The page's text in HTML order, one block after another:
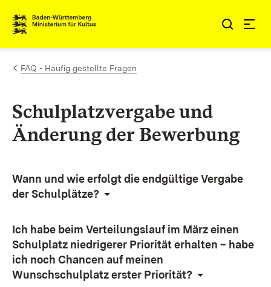
Zum Inhalt springen
Link zur Startseite
FAQ - Häufig gestellte Fragen
Schulplatzvergabe und
Änderung der Bewerbung
Wann und wie erfolgt die endgültige Vergabe
der Schulplätze?
Ich habe beim Verteilungslauf im März einen
Schulplatz niedrigerer Priorität erhalten – habe
ich noch Chancen auf meinen
Wunschschulplatz erster Priorität?